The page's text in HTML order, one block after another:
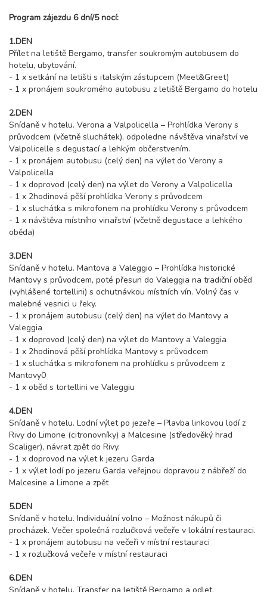
Program zájezdu 6 dní/5 nocí:
1.DEN
Přílet na letiště Bergamo, transfer soukromým autobusem do
hotelu, ubytování.
- 1 x setkání na letišti s italským zástupcem (Meet&Greet)
- 1 x pronájem soukromého autobusu z letiště Bergamo do hotelu
2.DEN
Snídaně v hotelu. Verona a Valpolicella – Prohlídka Verony s
průvodcem (včetně sluchátek), odpoledne návštěva vinařství ve
Valpolicelle s degustací a lehkým občerstvením.
- 1 x pronájem autobusu (celý den) na výlet do Verony a
Valpolicella
- 1 x doprovod (celý den) na výlet do Verony a Valpolicella
- 1 x 2hodinová pěší prohlídka Verony s průvodcem
- 1 x sluchátka s mikrofonem na prohlídku Verony s průvodcem
- 1 x návštěva místního vinařství (včetně degustace a lehkého
oběda)
3.DEN
Snídaně v hotelu. Mantova a Valeggio – Prohlídka historické
Mantovy s průvodcem, poté přesun do Valeggia na tradiční oběd
(vyhlášené tortellini) s ochutnávkou místních vín. Volný čas v
malebné vesnici u řeky.
- 1 x pronájem autobusu (celý den) na výlet do Mantovy a
Valeggia
- 1 x doprovod (celý den) na výlet do Mantovy a Valeggia
- 1 x 2hodinová pěší prohlídka Mantovy s průvodcem
- 1 x sluchátka s mikrofonem na prohlídku s průvodcem z
Mantovy0
- 1 x oběd s tortellini ve Valeggiu
4.DEN
Snídaně v hotelu. Lodní výlet po jezeře – Plavba linkovou lodí z
Rivy do Limone (citronovníky) a Malcesine (středověký hrad
Scaliger), návrat zpět do Rivy.
- 1 x doprovod na výlet k jezeru Garda
- 1 x výlet lodí po jezeru Garda veřejnou dopravou z nábřeží do
Malcesine a Limone a zpět
5.DEN
Snídaně v hotelu. Individuální volno – Možnost nákupů či
procházek. Večer společná rozlučková večeře v lokální restauraci.
- 1 x pronájem autobusu na večeři v místní restauraci
- 1 x rozlučková večeře v místní restauraci
6.DEN